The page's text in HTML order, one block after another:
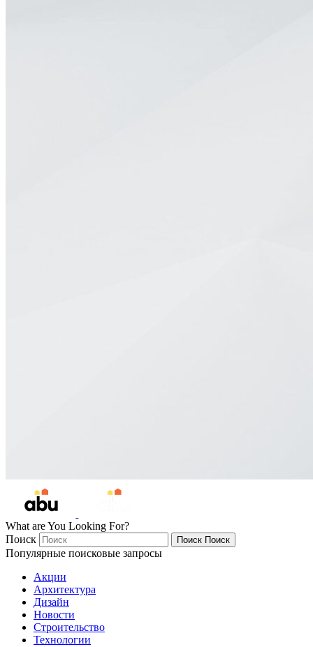
What are You Looking For?
Поиск
Поиск Поиск
Популярные поисковые запросы
Акции
Архитектура
Дизайн
Новости
Строительство
Технологии